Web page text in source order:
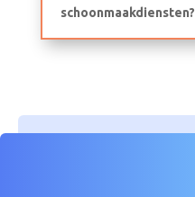
schoonmaakdiensten?